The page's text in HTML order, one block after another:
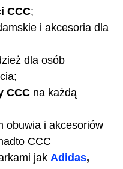
CCC;
i akcesoria dla
dla osób
CCC na każdą
obuwia i akcesoriów
CCC
jak Adidas,